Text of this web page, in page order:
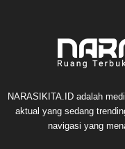
NARASIKITA.ID adalah
aktual yang sedang
navigasi yang